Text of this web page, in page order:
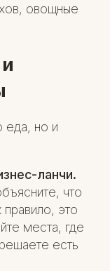
овощные
еда, но и
ланчи.
что
это
места, где
есть